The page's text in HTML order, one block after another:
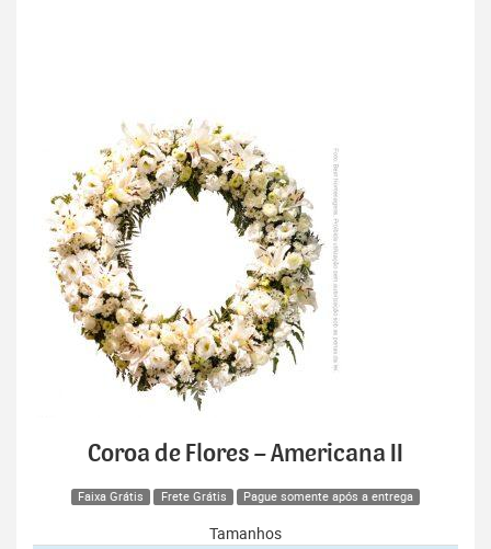
Coroa de Flores – Americana II
Faixa Grátis Frete Grátis Pague somente após a entrega
Tamanhos